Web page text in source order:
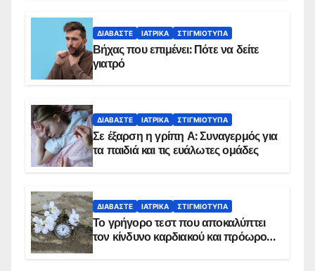
ΔΙΑΒΆΣΤΕ ΙΑΤΡΙΚΆ ΣΤΙΓΜΙΌΤΥΠΑ
Βήχας που επιμένει: Πότε να δείτε
γιατρό
ΔΙΑΒΆΣΤΕ ΙΑΤΡΙΚΆ ΣΤΙΓΜΙΌΤΥΠΑ
Σε έξαρση η γρίπη Α: Συναγερμός για
τα παιδιά και τις ευάλωτες ομάδες
ΔΙΑΒΆΣΤΕ ΙΑΤΡΙΚΆ ΣΤΙΓΜΙΌΤΥΠΑ
Το γρήγορο τεστ που αποκαλύπτει
τον κίνδυνο καρδιακού και πρόωρου